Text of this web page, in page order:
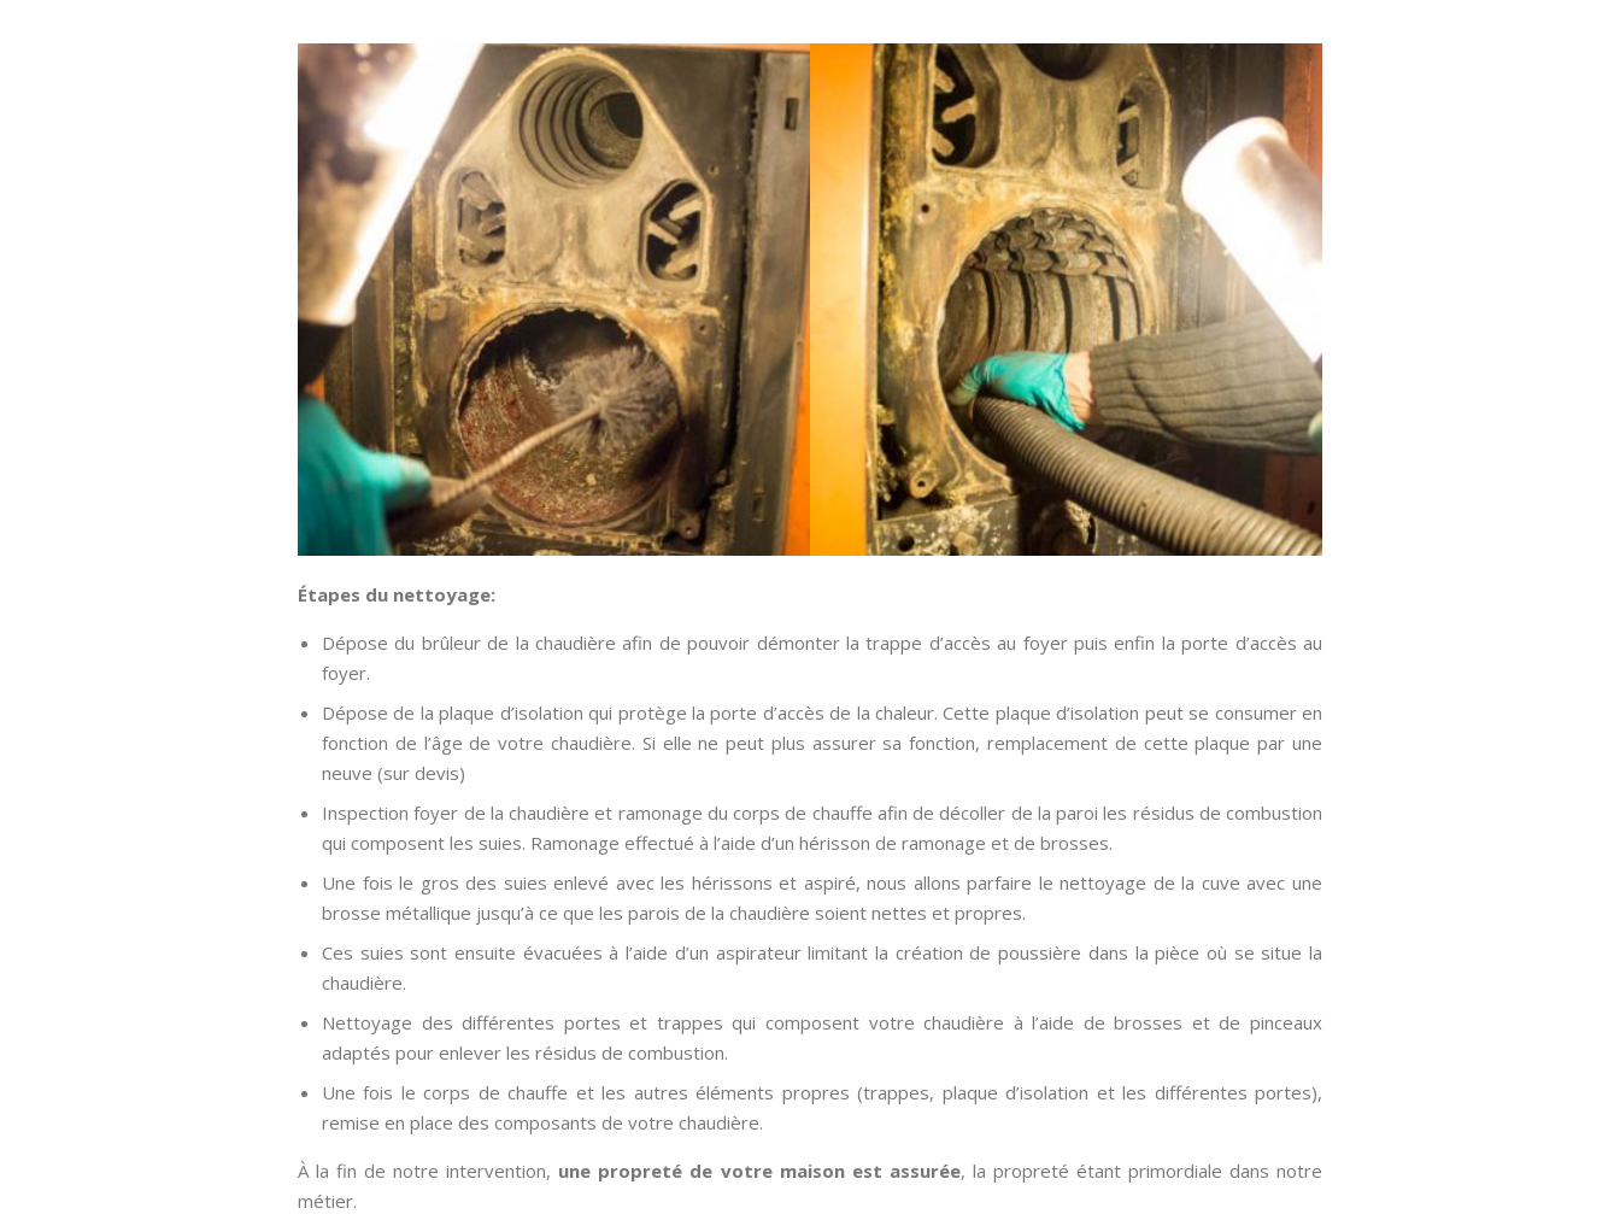
Étapes du nettoyage:
Dépose du brûleur de la chaudière afin de pouvoir démonter la trappe d’accès au foyer puis enfin la porte d’accès au
foyer.
Dépose de la plaque d’isolation qui protège la porte d’accès de la chaleur. Cette plaque d’isolation peut se consumer en
fonction de l’âge de votre chaudière. Si elle ne peut plus assurer sa fonction, remplacement de cette plaque par une
neuve (sur devis)
Inspection foyer de la chaudière et ramonage du corps de chauffe afin de décoller de la paroi les résidus de combustion
qui composent les suies. Ramonage effectué à l’aide d’un hérisson de ramonage et de brosses.
Une fois le gros des suies enlevé avec les hérissons et aspiré, nous allons parfaire le nettoyage de la cuve avec une
brosse métallique jusqu’à ce que les parois de la chaudière soient nettes et propres.
Ces suies sont ensuite évacuées à l’aide d’un aspirateur limitant la création de poussière dans la pièce où se situe la
chaudière.
Nettoyage des différentes portes et trappes qui composent votre chaudière à l’aide de brosses et de pinceaux
adaptés pour enlever les résidus de combustion.
Une fois le corps de chauffe et les autres éléments propres (trappes, plaque d’isolation et les différentes portes),
remise en place des composants de votre chaudière.
À la fin de notre intervention, une propreté de votre maison est assurée, la propreté étant primordiale dans notre
métier.